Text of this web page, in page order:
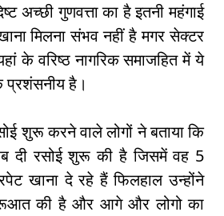
अच्छी गुणवत्ता का है इतनी महंगाई
मिलना संभव नहीं है मगर सेक्टर
के वरिष्ठ नागरिक समाजहित में ये
प्रशंसनीय है।
शुरू करने वाले लोगों ने बताया कि
दी रसोई शुरू की है जिसमें वह 5
खाना दे रहे हैं फिलहाल उन्होंने
की है और आगे और लोगो का